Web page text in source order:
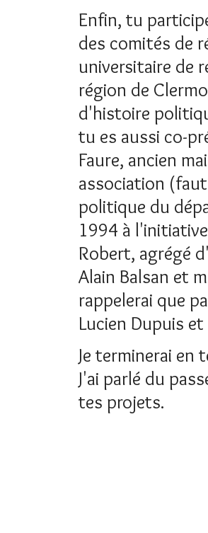
Enfin, tu
des comités de
universitaire de
région de
d'histoire
tu es aussi co-
Faure, ancien
association
politique du
1994 à
Robert, agrégé
Alain Balsan et
rappelerai que
Lucien Dupuis
Je terminerai en
J'ai parlé du
tes projets.